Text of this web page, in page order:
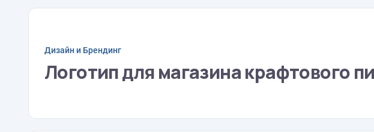
Дизайн и Брендинг
Логотип для магазина крафтового